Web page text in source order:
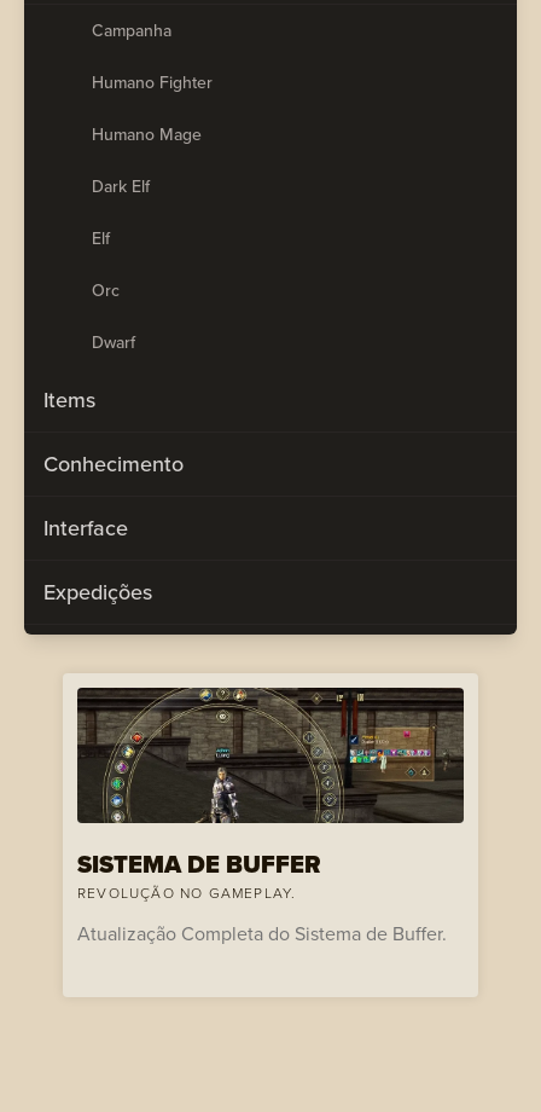
Campanha
Humano Fighter
Humano Mage
Dark Elf
Elf
Orc
Dwarf
Items
Conhecimento
Interface
Expedições
SISTEMA DE BUFFER
REVOLUÇÃO NO GAMEPLAY.
Atualização Completa do Sistema de Buffer.